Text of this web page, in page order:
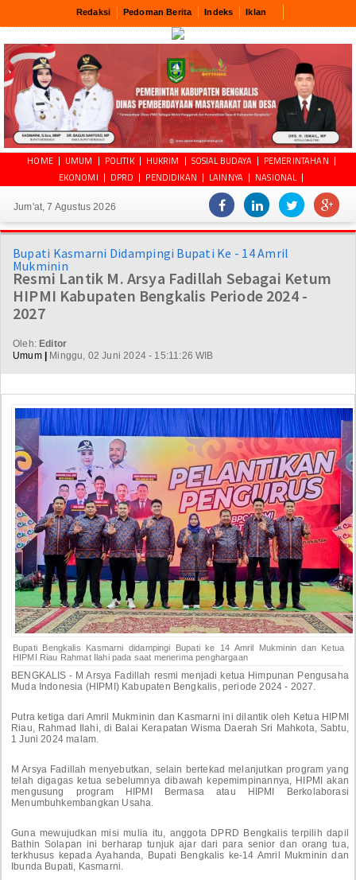
Redaksi Pedoman Berita Indeks Iklan
HOME UMUM POLITIK HUKRIM SOSIAL BUDAYA
PEMERINTAHAN
EKONOMI
DPRD PENDIDIKAN LAINNYA NASIONAL
Jum'at, 7 Agustus 2026
Bupati Kasmarni Didampingi Bupati Ke - 14 Amril
Mukminin
Resmi Lantik M. Arsya Fadillah Sebagai Ketum
HIPMI Kabupaten Bengkalis Periode 2024 -
2027
Oleh: Editor
Umum
Minggu, 02 Juni 2024 - 15:11:26 WIB
Bupati Bengkalis Kasmarni didampingi Bupati ke 14 Amril Mukminin dan Ketua
HIPMI Riau Rahmat Ilahi pada saat menerima penghargaan
BENGKALIS - M Arsya Fadillah resmi menjadi ketua Himpunan Pengusaha
Muda Indonesia (HIPMI) Kabupaten Bengkalis, periode 2024 - 2027.
Putra ketiga dari Amril Mukminin dan Kasmarni ini dilantik oleh Ketua HIPMI
Riau, Rahmad Ilahi, di Balai Kerapatan Wisma Daerah Sri Mahkota, Sabtu,
1 Juni 2024 malam.
M Arsya Fadillah menyebutkan, selain bertekad melanjutkan program yang
telah digagas ketua sebelumnya dibawah kepemimpinannya, HIPMI akan
mengusung program HIPMI Bermasa atau HIPMI Berkolaborasi
Menumbuhkembangkan Usaha.
Guna mewujudkan misi mulia itu, anggota DPRD Bengkalis terpilih dapil
Bathin Solapan ini berharap tunjuk ajar dari para senior dan orang tua,
terkhusus kepada Ayahanda, Bupati Bengkalis ke-14 Amril Mukminin dan
Ibunda Bupati, Kasmarni.